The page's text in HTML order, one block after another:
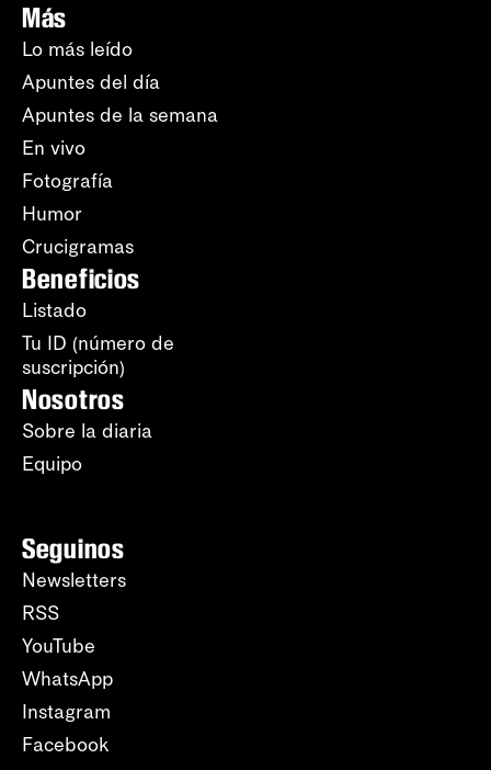
Más
Lo más leído
Apuntes del día
Apuntes de la semana
En vivo
Fotografía
Humor
Crucigramas
Beneficios
Listado
Tu ID (número de
suscripción)
Nosotros
Sobre la diaria
Equipo
Seguinos
Newsletters
RSS
YouTube
WhatsApp
Instagram
Facebook